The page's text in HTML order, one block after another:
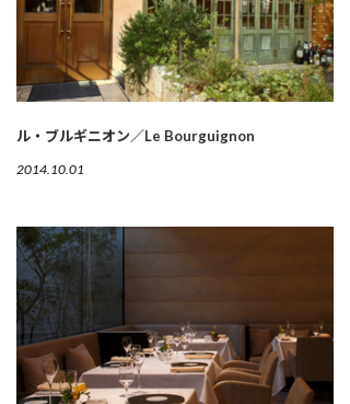
ル・ブルギニオン／Le Bourguignon
2014.10.01